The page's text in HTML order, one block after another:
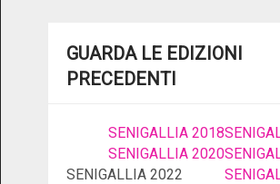
GUARDA LE EDIZIONI
PRECEDENTI
SENIGALLIA 2018
SENIGALLIA 2020
SENIGALLIA 2022